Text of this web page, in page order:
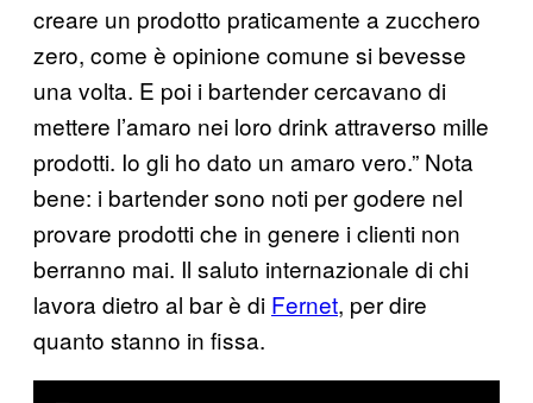
creare un prodotto praticamente a zucchero
zero, come è opinione comune si bevesse
una volta. E poi i bartender cercavano di
mettere l’amaro nei loro drink attraverso mille
prodotti. Io gli ho dato un amaro vero.” Nota
bene: i bartender sono noti per godere nel
provare prodotti che in genere i clienti non
berranno mai. Il saluto internazionale di chi
lavora dietro al bar è di Fernet, per dire
quanto stanno in fissa.